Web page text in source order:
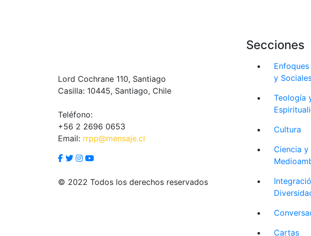
Lord Cochrane 110, Santiago
Casilla: 10445, Santiago, Chile
Teléfono:
+56 2 2696 0653
Email: rrpp@mensaje.cl
© 2022 Todos los derechos reservados
Secciones
y
Teología
Cultura
Ciencia y
Cartas